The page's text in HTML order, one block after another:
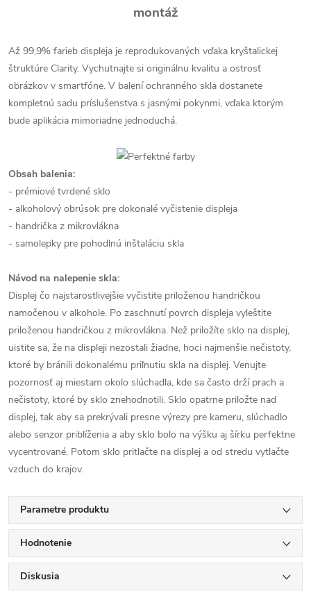
montáž
Až 99,9% farieb displeja je reprodukovaných vďaka kryštalickej
štruktúre Clarity. Vychutnajte si originálnu kvalitu a ostrosť
obrázkov v smartfóne. V balení ochranného skla dostanete
kompletnú sadu príslušenstva s jasnými pokynmi, vďaka ktorým
bude aplikácia mimoriadne jednoduchá.
Obsah balenia:
- prémiové tvrdené sklo
- alkoholový obrúsok pre dokonalé vyčistenie displeja
- handrička z mikrovlákna
- samolepky pre pohodlnú inštaláciu skla
Návod na nalepenie skla:
Displej čo najstarostlivejšie vyčistite priloženou handričkou
namočenou v alkohole. Po zaschnutí povrch displeja vyleštite
priloženou handričkou z mikrovlákna. Než priložíte sklo na displej,
uistite sa, že na displeji nezostali žiadne, hoci najmenšie nečistoty,
ktoré by bránili dokonalému priľnutiu skla na displej. Venujte
pozornosť aj miestam okolo slúchadla, kde sa často drží prach a
nečistoty, ktoré by sklo znehodnotili. Sklo opatrne priložte nad
displej, tak aby sa prekrývali presne výrezy pre kameru, slúchadlo
alebo senzor priblíženia a aby sklo bolo na výšku aj šírku perfektne
vycentrované. Potom sklo pritlačte na displej a od stredu vytlačte
vzduch do krajov.
Parametre produktu
Hodnotenie
Diskusia